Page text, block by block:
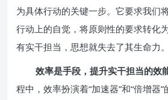
为具体行动的关键一步。它要求我们
行动上的自觉，将原则性的要求转化
有实干担当，思想就失去了其生命力。
效率是手段，提升实干担当的效能
程中，效率扮演着“加速器”和“倍增器